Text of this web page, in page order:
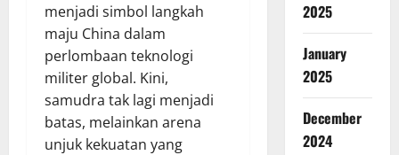
menjadi simbol langkah
maju China dalam
perlombaan teknologi
militer global. Kini,
samudra tak lagi menjadi
batas, melainkan arena
unjuk kekuatan yang
2025
January
2025
December
2024